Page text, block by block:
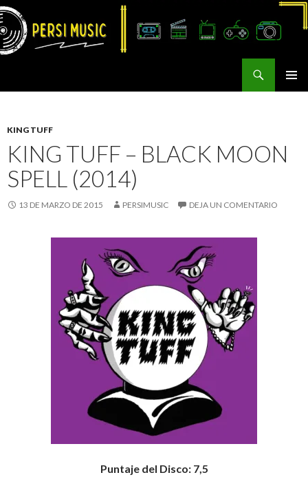
KING TUFF
KING TUFF – BLACK MOON
SPELL (2014)
13 DE MARZO DE 2015 PERSIMUSIC DEJA UN COMENTARIO
Puntaje del Disco: 7,5